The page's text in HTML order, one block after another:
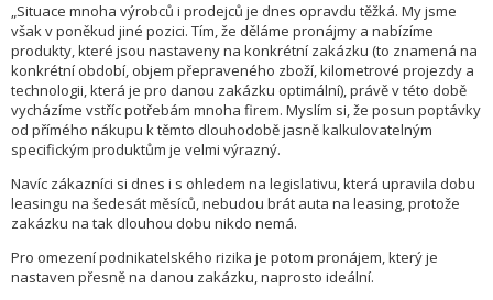
„Situace mnoha výrobců i prodejců je dnes opravdu těžká. My jsme
však v poněkud jiné pozici. Tím, že děláme pronájmy a nabízíme
produkty, které jsou nastaveny na konkrétní zakázku (to znamená na
konkrétní období, objem přepraveného zboží, kilometrové projezdy a
technologii, která je pro danou zakázku optimální), právě v této době
vycházíme vstříc potřebám mnoha firem. Myslím si, že posun poptávky
od přímého nákupu k těmto dlouhodobě jasně kalkulovatelným
specifickým produktům je velmi výrazný.
Navíc zákazníci si dnes i s ohledem na legislativu, která upravila dobu
leasingu na šedesát měsíců, nebudou brát auta na leasing, protože
zakázku na tak dlouhou dobu nikdo nemá.
Pro omezení podnikatelského rizika je potom pronájem, který je
nastaven přesně na danou zakázku, naprosto ideální.